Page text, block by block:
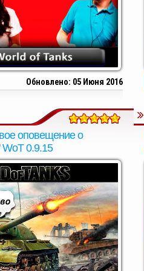
Обновлено: 05 Июня 2016
оповещение о
WoT 0.9.15